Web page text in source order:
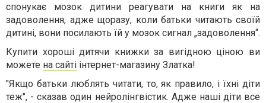
спонукає мозок дитини реагувати на книги як на
задоволення, адже щоразу, коли батьки читають своїй
дитині, вони посилають їй у мозок сигнал „задоволення“.
Купити хороші дитячи книжки за вигідною ціною ви
можете на сайті інтернет-магазину Златка!
"Якщо батьки люблять читати, то, як правило, і їхні діти
теж", - сказав один нейролінгвістик. Адже наші діти все